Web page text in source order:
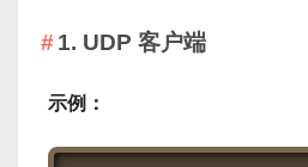
1. UDP 客户端
示例：